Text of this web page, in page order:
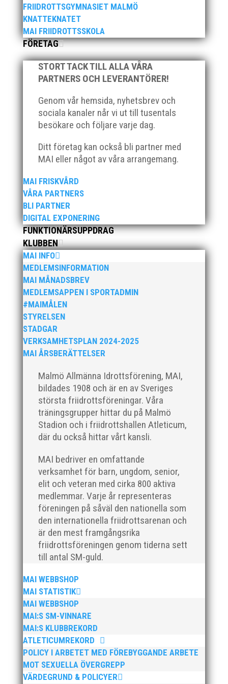
FRIIDROTTSGYMNASIET MALMÖ
KNATTEKNATET
MAI FRIIDROTTSSKOLA
FÖRETAG
STORT TACK TILL ALLA VÅRA
PARTNERS OCH LEVERANTÖRER!
Genom vår hemsida, nyhetsbrev och
sociala kanaler når vi ut till tusentals
besökare och följare varje dag.
Ditt företag kan också bli partner med
MAI eller något av våra arrangemang.
MAI FRISKVÅRD
VÅRA PARTNERS
BLI PARTNER
DIGITAL EXPONERING
FUNKTIONÄRSUPPDRAG
KLUBBEN
MAI INFO
MEDLEMSINFORMATION
MAI MÅNADSBREV
MEDLEMSAPPEN I SPORTADMIN
#MAIMÅLEN
STYRELSEN
STADGAR
VERKSAMHETSPLAN 2024-2025
MAI ÅRSBERÄTTELSER
Malmö Allmänna Idrottsförening, MAI,
bildades 1908 och är en av Sveriges
största friidrottsföreningar. Våra
träningsgrupper hittar du på Malmö
Stadion och i friidrottshallen Atleticum,
där du också hittar vårt kansli.
MAI bedriver en omfattande
verksamhet för barn, ungdom, senior,
elit och veteran med cirka 800 aktiva
medlemmar. Varje år representeras
föreningen på såväl den nationella som
den internationella friidrottsarenan och
är den mest framgångsrika
friidrottsföreningen genom tiderna sett
till antal SM-guld.
MAI WEBBSHOP
MAI STATISTIK
MAI WEBBSHOP
MAI:S SM-VINNARE
MAI:S KLUBBREKORD
ATLETICUMREKORD
POLICY I ARBETET MED FÖREBYGGANDE ARBETE
MOT SEXUELLA ÖVERGREPP
VÄRDEGRUND & POLICYER
/Greger Berglund
Publicerat tidigare
Bilder från Stafett-SM 2026. Foto: Thomas
Leandersson Fler bilder från MAI:s Årsmöte
2026
Anders Hallström, 55, blir ny klubbchef i MAI.
Han börjar sin anställning den 13 april. Anders
annat fungerat som tränare inom hockeyn i
Trelleborg och fotbollen i Höllviken tidigare. I
fortsättningen blir det dock friidrott...
Efter att årsmötet avslutats följde en kväll med
stipendieutdelning, mat och underhållning.
Bilder från denna del hittar ni i länken nedan.
Stort tack till Bengt Bendéus som möjliggjorde
och generöst finansierade denna del av
kvällen. Fler bilder från MAI:s Årsmöte...
2025 innebar något av ett internationellt